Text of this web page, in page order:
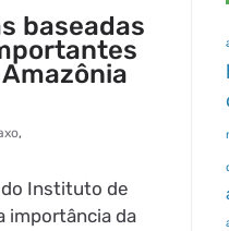
baseadas
,
Instituto de
importância da